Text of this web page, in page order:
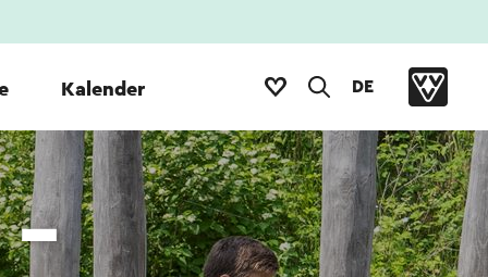
Kalender DE
-